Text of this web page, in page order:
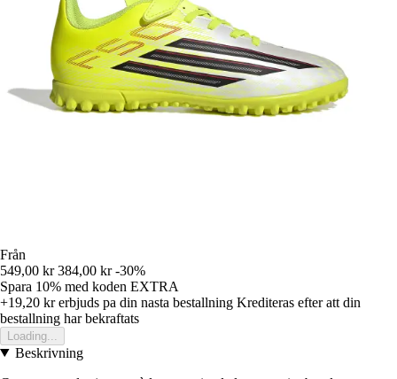
Från
549,00 kr 384,00 kr -30%
Spara 10% med koden EXTRA
+19,20 krerbjuds pa din nasta bestallning Krediteras efter att din
bestallning har bekraftats
Loading...
Beskrivning